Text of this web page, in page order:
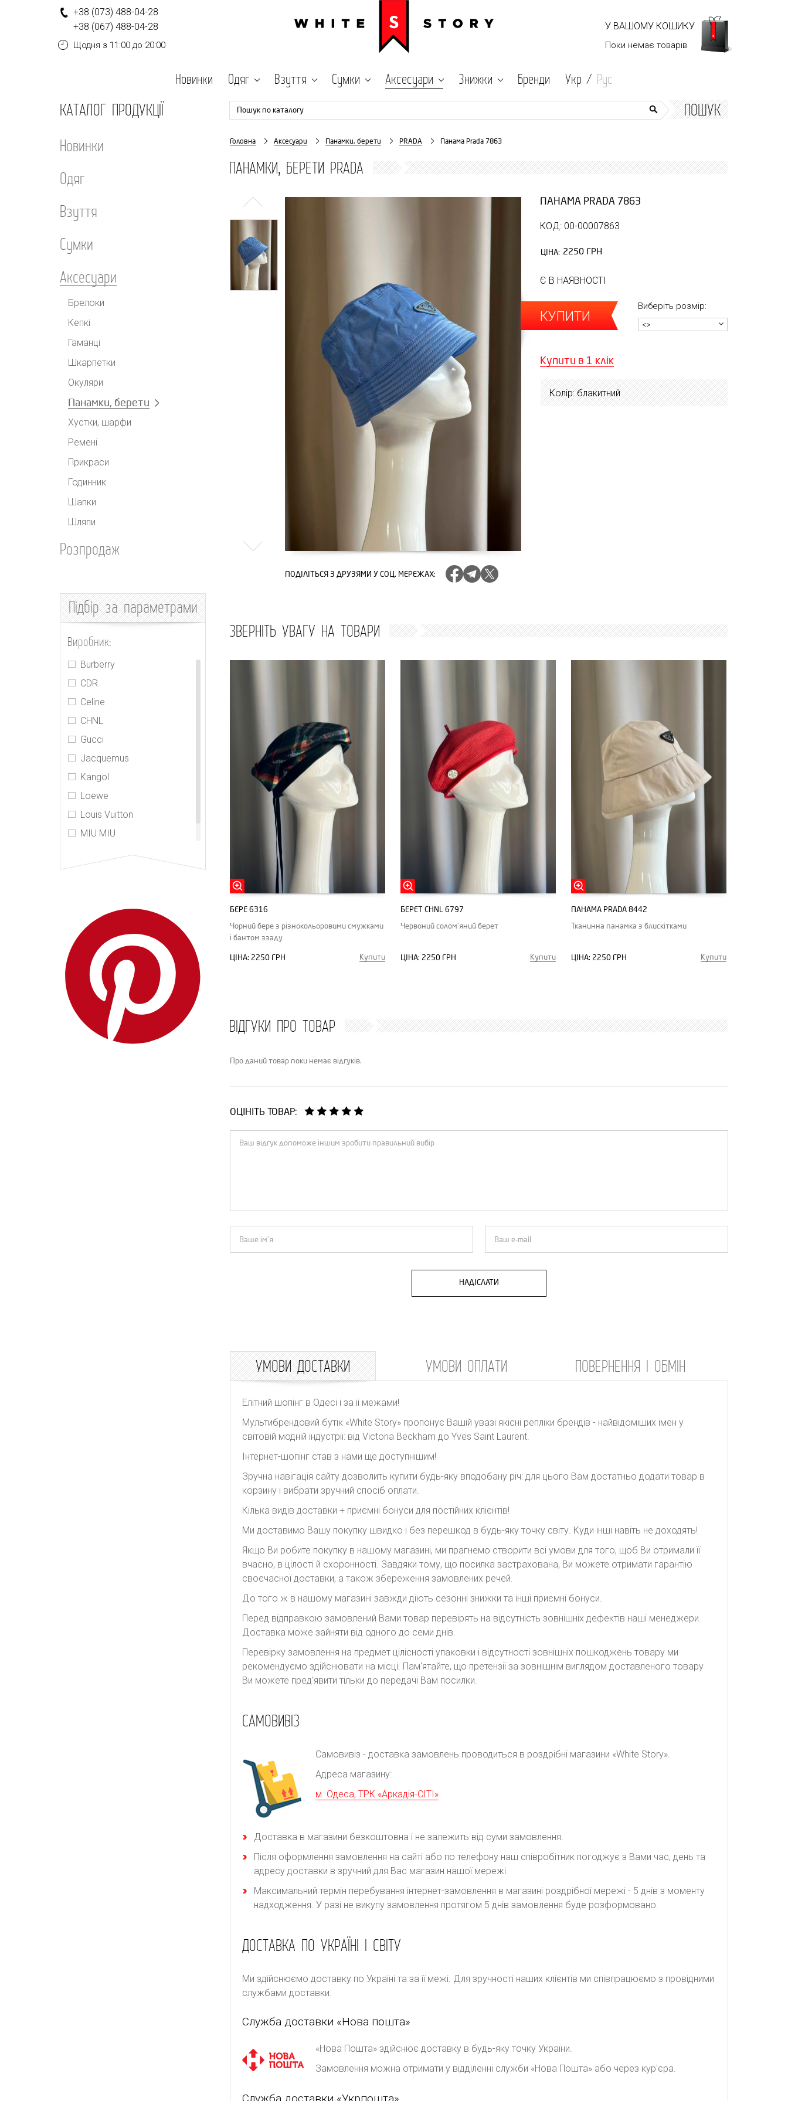
+38 (073) 488-04-28
+38 (067) 488-04-28
Щодня з 11:00 до 20:00
У ВАШОМУ КОШИКУ
Поки немає товарів
Новинки Одяг Взуття Сумки Аксесуари Знижки Бренди Укр / Рус
КАТАЛОГ ПРОДУКЦІЇ
Новинки
Одяг
Взуття
Сумки
Аксесуари
Брелоки
Кепкі
Гаманці
Шкарпетки
Окуляри
Панамки, берети
Хустки, шарфи
Ремені
Прикраси
Годинник
Шапки
Шляпи
Розпродаж
Підбірза параметрами
Виробник:
Burberry
CDR
Celine
CHNL
Gucci
Jacquemus
Kangol
Loewe
Louis Vuitton
MIU MIU
Пошук по каталогу ПОШУК
Головна Аксесуари Панамки, берети PRADA Панама Prada 7863
ПАНАМКИ, БЕРЕТИ PRADA
ПОДІЛІТЬСЯ З ДРУЗЯМИ У СОЦ. МЕРЕЖАХ:
ПАНАМА PRADA 7863
КОД: 00-00007863
ЦІНА: 2250 ГРН
Є В НАЯВНОСТІ
КУПИТИ
Виберіть розмір:
<>
Купити в 1 клік
Колір: блакитний
ЗВЕРНІТЬ УВАГУ НА ТОВАРИ
БЕРЕ 6316
Чорний бере з різнокольоровими смужками
і бантом ззаду
ЦІНА: 2250 ГРН Купити
БЕРЕТ CHNL 6797
Червоний солом'яний берет
ЦІНА: 2250 ГРН Купити
ПАНАМА PRADA 8442
Тканинна панамка з блискітками
ЦІНА: 2250 ГРН Купити
ВІДГУКИ ПРО ТОВАР
Про даний товар поки немає відгуків.
ОЦІНІТЬ ТОВАР:
НАДІСЛАТИ
УМОВИ ДОСТАВКИ УМОВИ ОПЛАТИ ПОВЕРНЕННЯ І ОБМІН
Елітний шопінг в Одесі і за її межами!
Мультибрендовий бутік «White Story» пропонує Вашій увазі якісні репліки брендів - найвідоміших імен у
світовій модній індустрії: від Victoria Beckham до Yves Saint Laurent.
Інтернет-шопінг став з нами ще доступнішим!
Зручна навігація сайту дозволить купити будь-яку вподобану річ: для цього Вам достатньо додати товар в
корзину і вибрати зручний спосіб оплати.
Кілька видів доставки + приємні бонуси для постійних клієнтів!
Ми доставимо Вашу покупку швидко і без перешкод в будь-яку точку світу. Куди інші навіть не доходять!
Якщо Ви робите покупку в нашому магазині, ми прагнемо створити всі умови для того, щоб Ви отримали її
вчасно, в цілості й схоронності. Завдяки тому, що посилка застрахована, Ви можете отримати гарантію
своєчасної доставки, а також збереження замовлених речей.
До того ж в нашому магазині завжди діють сезонні знижки та інші приємні бонуси.
Перед відправкою замовлений Вами товар перевірять на відсутність зовнішніх дефектів наші менеджери.
Доставка може зайняти від одного до семи днів.
Перевірку замовлення на предмет цілісності упаковки і відсутності зовнішніх пошкоджень товару ми
рекомендуємо здійснювати на місці. Пам'ятайте, що претензії за зовнішнім виглядом доставленого товару
Ви можете пред'явити тільки до передачі Вам посилки.
САМОВИВІЗ
Самовивіз - доставка замовлень проводиться в роздрібні магазини «White Story».
Адреса магазину:
м. Одеса, ТРК «Аркадія-СІТІ»
Доставка в магазини безкоштовна і не залежить від суми замовлення.
Після оформлення замовлення на сайті або по телефону наш співробітник погоджує з Вами час, день та
адресу доставки в зручний для Вас магазин нашої мережі.
Максимальний термін перебування інтернет-замовлення в магазині роздрібної мережі - 5 днів з моменту
надходження. У разі не викупу замовлення протягом 5 днів замовлення буде розформовано.
ДОСТАВКА ПО УКРАЇНІ І СВІТУ
Ми здійснюємо доставку по Україні та за її межі. Для зручності наших клієнтів ми співпрацюємо з провідними
службами доставки.
Служба доставки «Нова пошта»
«Нова Пошта» здійснює доставку в будь-яку точку України.
Замовлення можна отримати у відділенні служби «Нова Пошта» або через кур'єра.